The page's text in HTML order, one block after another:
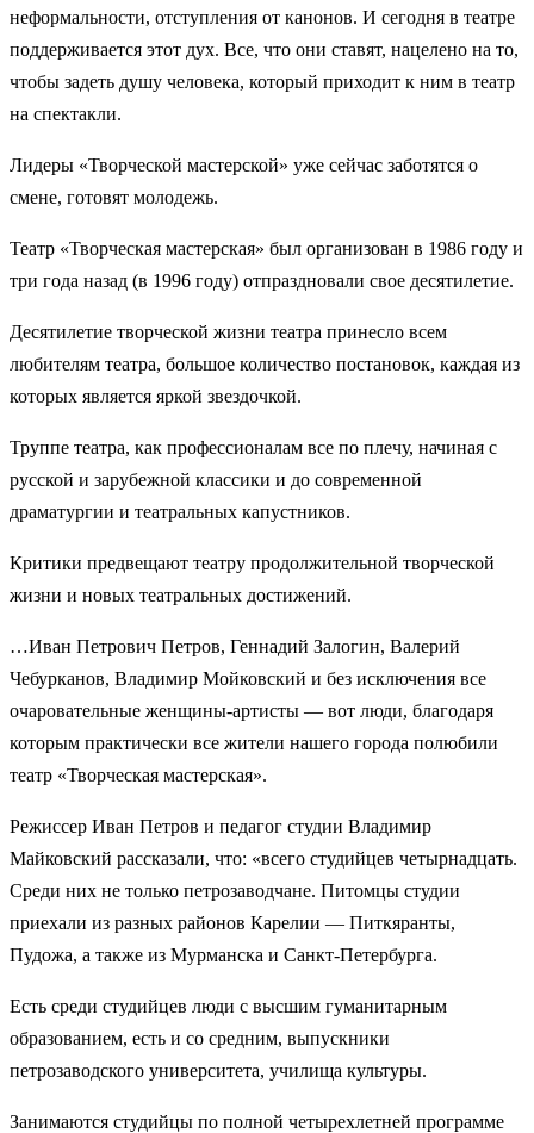
неформальности, отступления от канонов. И сегодня в театре
поддерживается этот дух. Все, что они ставят, нацелено на то,
чтобы задеть душу человека, который приходит к ним в театр
на спектакли.
Лидеры «Творческой мастерской» уже сейчас заботятся о
смене, готовят молодежь.
Театр «Творческая мастерская» был организован в 1986 году и
три года назад (в 1996 году) отпраздновали свое десятилетие.
Десятилетие творческой жизни театра принесло всем
любителям театра, большое количество постановок, каждая из
которых является яркой звездочкой.
Труппе театра, как профессионалам все по плечу, начиная с
русской и зарубежной классики и до современной
драматургии и театральных капустников.
Критики предвещают театру продолжительной творческой
жизни и новых театральных достижений.
…Иван Петрович Петров, Геннадий Залогин, Валерий
Чебурканов, Владимир Мойковский и без исключения все
очаровательные женщины-артисты — вот люди, благодаря
которым практически все жители нашего города полюбили
театр «Творческая мастерская».
Режиссер Иван Петров и педагог студии Владимир
Майковский рассказали, что: «всего студийцев четырнадцать.
Среди них не только петрозаводчане. Питомцы студии
приехали из разных районов Карелии — Питкяранты,
Пудожа, а также из Мурманска и Санкт-Петербурга.
Есть среди студийцев люди с высшим гуманитарным
образованием, есть и со средним, выпускники
петрозаводского университета, училища культуры.
Занимаются студийцы по полной четырехлетней программе